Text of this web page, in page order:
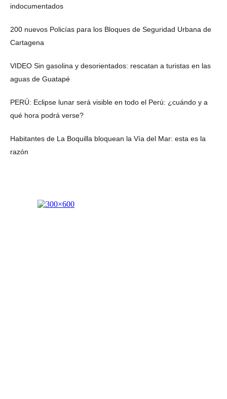
indocumentados
200 nuevos Policías para los Bloques de Seguridad Urbana de
Cartagena
VIDEO Sin gasolina y desorientados: rescatan a turistas en las
aguas de Guatapé
PERÚ: Eclipse lunar será visible en todo el Perú: ¿cuándo y a
qué hora podrá verse?
Habitantes de La Boquilla bloquean la Vía del Mar: esta es la
razón